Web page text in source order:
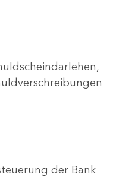
der Bank